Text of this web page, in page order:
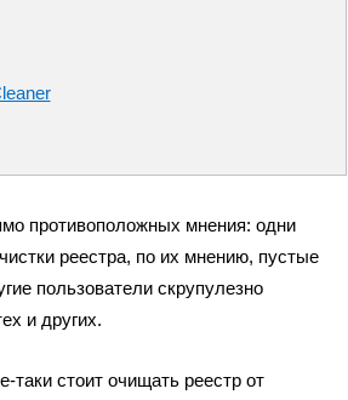
противоположных мнения: одни
реестра, по их мнению, пустые
пользователи скрупулезно
и других.
таки стоит очищать реестр от